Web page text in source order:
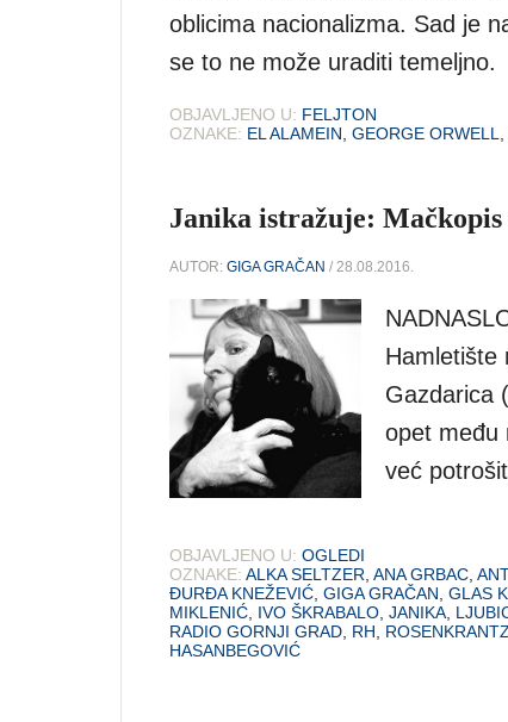
oblicima nacionalizma. Sad je
se to ne može uraditi temeljno.
OBJAVLJENO U: FELJTON
OZNAKE: EL ALAMEIN GEORGE ORWELL
Janika istražuje:
AUTOR: GIGA GRAČAN / 28.08.2016.
Gazdarica
opet među
već
OBJAVLJENO U: OGLEDI
OZNAKE: ALKA SELTZER ANA GRBAC
ĐURĐA KNEŽEVIĆ GIGA GRAČAN GLAS
MIKLENIĆ IVO ŠKRABALO JANIKA
RADIO GORNJI GRAD RH ROSENKRANTZ
HASANBEGOVIĆ